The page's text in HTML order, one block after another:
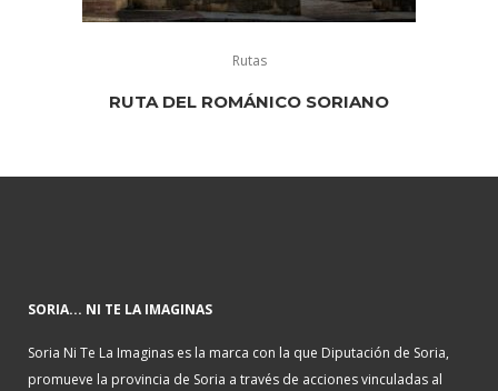
Rutas
RUTA DEL ROMÁNICO SORIANO
SORIA... NI TE LA IMAGINAS
Soria Ni Te La Imaginas es la marca con la que Diputación de Soria,
promueve la provincia de Soria a través de acciones vinculadas al